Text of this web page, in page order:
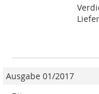
Ausgabe 01/2017